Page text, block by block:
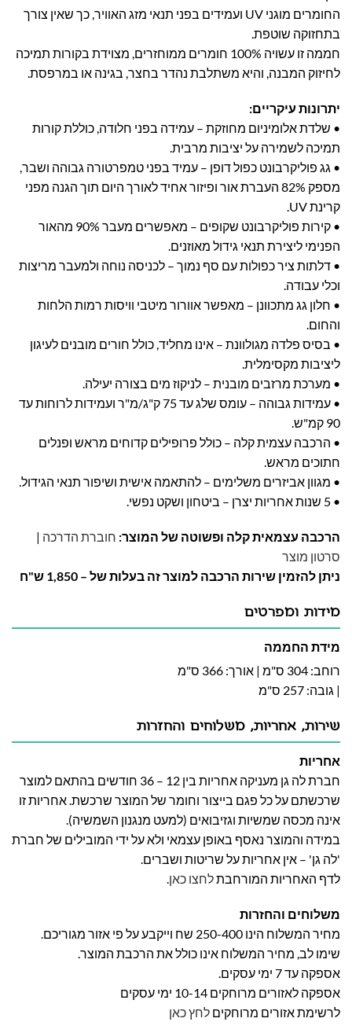
החומרים מוגני UV ועמידים בפני תנאי מזג האוויר, כך שאין צורך
בתחזוקה שוטפת.
חממה זו עשויה 100% חומרים ממוחזרים, מצוידת בקורות תמיכה
לחיזוק המבנה, והיא משתלבת נהדר בחצר, בגינה או במרפסת.
יתרונות עיקריים:
• שלדת אלומיניום מחוזקת – עמידה בפני חלודה, כוללת קורות
תמיכה לשמירה על יציבות מרבית.
• גג פוליקרבונט כפול דופן – עמיד בפני טמפרטורה גבוהה ושבר,
מספק 82% העברת אור ופיזור אחיד לאורך היום תוך הגנה מפני
קרינת UV.
• קירות פוליקרבונט שקופים – מאפשרים מעבר 90% מהאור
הפנימי ליצירת תנאי גידול מאוזנים.
• דלתות ציר כפולות עם סף נמוך – לכניסה נוחה ולמעבר מריצות
וכלי עבודה.
• חלון גג מתכוונן – מאפשר אוורור מיטבי וויסות רמות הלחות
והחום.
• בסיס פלדה מגולוונת – אינו מחליד, כולל חורים מובנים לעיגון
ליציבות מקסימלית.
• מערכת מרזבים מובנית – לניקוז מים בצורה יעילה.
• עמידות גבוהה – עומס שלג עד 75 ק"ג/מ"ר ועמידות לרוחות עד
90 קמ"ש.
• הרכבה עצמית קלה – כולל פרופילים קדוחים מראש ופנלים
חתוכים מראש.
• מגוון אביזרים משלימים – להתאמה אישית ושיפור תנאי הגידול.
• 5 שנות אחריות יצרן – ביטחון ושקט נפשי.
הרכבה עצמאית קלה ופשוטה של המוצר: חוברת הדרכה |
סרטון מוצר
ניתן להזמין שירות הרכבה למוצר זה בעלות של – 1,850 ש"ח
מידות ומפרטים
מידת החממה
רוחב: 304 ס"מ | אורך: 366 ס"מ
| גובה: 257 ס"מ
שירות, אחריות, משלוחים והחזרות
אחריות
חברת לה גן מעניקה אחריות בין 12 – 36 חודשים בהתאם למוצר
שרכשתם על כל פגם בייצור וחומר של המוצר שרכשת. אחריות זו
אינה מכסה שמשיות וגזיבואים (למעט מנגנון השמשיה).
במידה והמוצר נאסף באופן עצמאי ולא על ידי המובילים של חברת
'לה גן' – אין אחריות על שריטות ושברים.
לדף האחריות המורחבתלחצו כאן.
משלוחים והחזרות
מחיר המשלוח הינו 250-400 שח וייקבע על פי אזור מגוריכם.
שימו לב, מחיר המשלוח אינו כולל את הרכבת המוצר.
אספקה עד 7 ימי עסקים.
אספקה לאזורים מרוחקים 10-14 ימי עסקים
לרשימת אזורים מרוחקים לחץ כאן